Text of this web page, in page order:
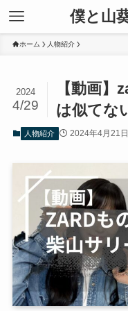
僕と山
ホーム 人物紹介
【動画
は似てな
2024
4/29
人物紹介 2024年4月21日